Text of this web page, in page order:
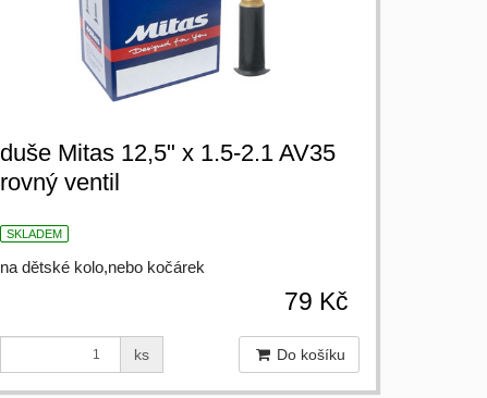
duše Mitas 12,5" x 1.5-2.1 AV35
rovný ventil
SKLADEM
na dětské kolo,nebo kočárek
79 Kč
ks Do košíku